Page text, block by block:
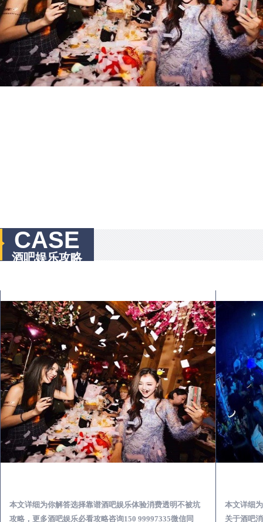
CASE
酒吧娱乐攻略
本文详细为你解答选择靠谱酒吧娱乐体验消费透明不被坑
攻略，更多酒吧娱乐必看攻略咨询150 99997335微信同
本文详细
关于酒吧